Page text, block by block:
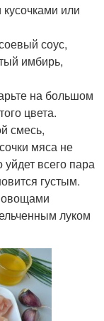
или
соус,
имбирь,
на большом
цвета.
смесь,
мяса не
всего пара
густым.
овощами
луком